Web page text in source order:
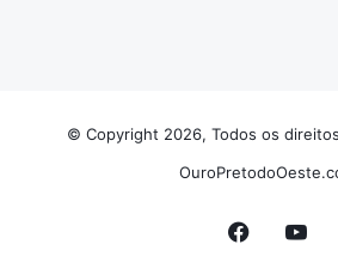
© Copyright 2026, Todos os
Facebook